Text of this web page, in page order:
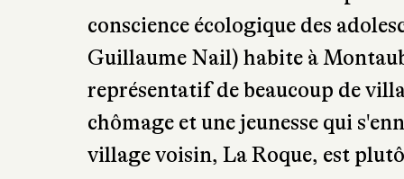
conscience écologique des
Guillaume Nail) habite à
représentatif de beaucoup de
chômage et une jeunesse qui
village voisin, La Roque, est